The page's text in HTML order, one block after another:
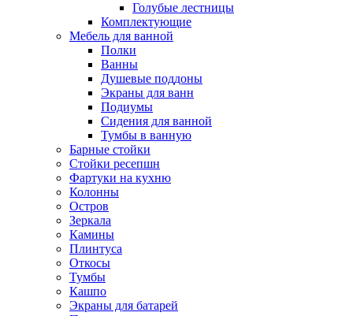
Голубые лестницы
Комплектующие
Мебель для ванной
Полки
Ванны
Душевые поддоны
Экраны для ванн
Подиумы
Сидения для ванной
Тумбы в ванную
Барные стойки
Стойки ресепшн
Фартуки на кухню
Колонны
Остров
Зеркала
Камины
Плинтуса
Откосы
Тумбы
Кашпо
Экраны для батарей